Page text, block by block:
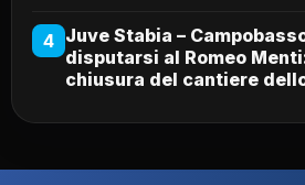
4 Juve Stabia –
disputarsi al Romeo
chiusura del cantiere